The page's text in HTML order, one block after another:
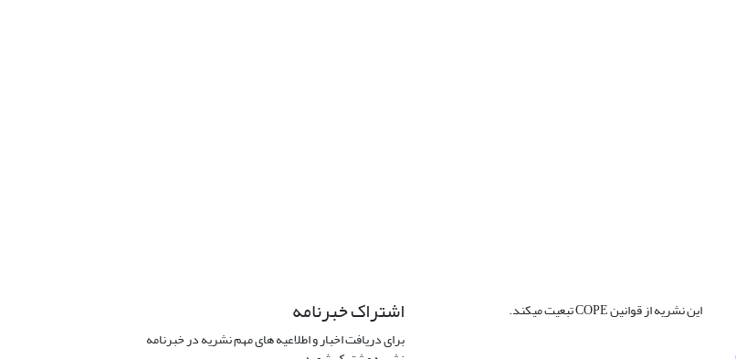
این نشریه از قوانین COPE تبعیت میکند. اشتراک خبرنامه
برای دریافت اخبار و اطلاعیه های مهم نشریه در خبرنامه